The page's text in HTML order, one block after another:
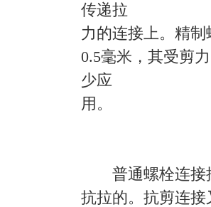
传递拉
力的连接上。精
0.5毫米，其受剪
少应
用。
普通螺栓连接按
抗拉的。抗剪连